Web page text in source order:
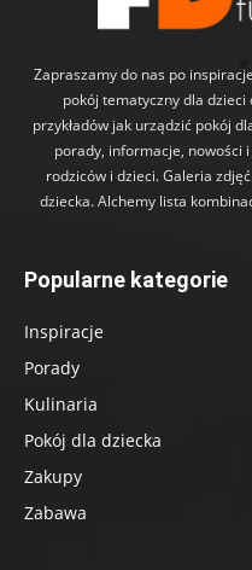
Zapraszamy do nas po
pokój tematyczny dla dzieci
przykładów jak urządzić pokój
porady, informacje, nowości
rodziców i dzieci. Galeria
dziecka. Alchemy lista
Popularne kategorie
Inspiracje
Porady
Kulinaria
Pokój dla dziecka
Zakupy
Zabawa